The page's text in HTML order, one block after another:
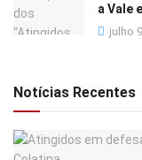
a Vale
julho
Notícias Recentes